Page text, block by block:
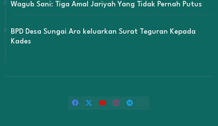
Wagub Sani: Tiga Amal Jariyah Yang Tidak Pernah Putus
BPD Desa Sungai Aro keluarkan Surat Teguran Kepada
Kades